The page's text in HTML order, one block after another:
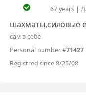
67 years |
шахматы,силовые
сам в себе
Personal number #71427
Registred since 8/25/08